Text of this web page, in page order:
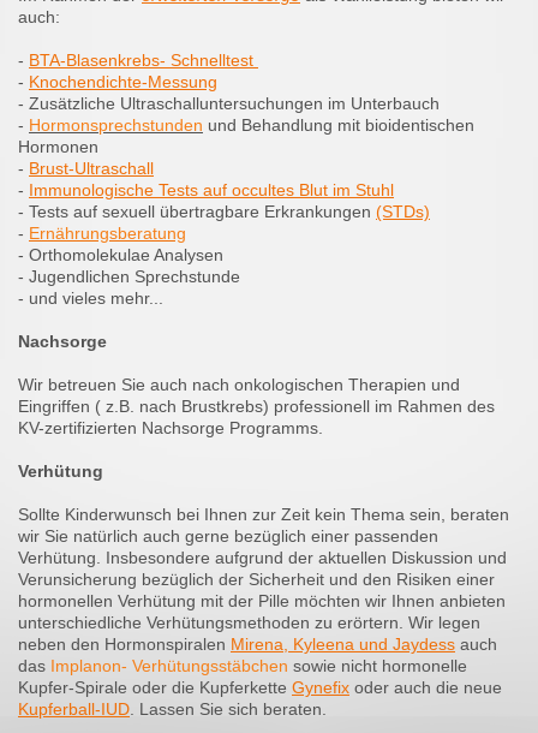
auch:
- BTA-Blasenkrebs- Schnelltest
- Knochendichte-Messung
- Zusätzliche Ultraschalluntersuchungen im Unterbauch
- Hormonsprechstunden und Behandlung mit bioidentischen
Hormonen
- Brust-Ultraschall
- Immunologische Tests auf occultes Blut im Stuhl
- Tests auf sexuell übertragbare Erkrankungen (STDs)
- Ernährungsberatung
- Orthomolekulae Analysen
- Jugendlichen Sprechstunde
- und vieles mehr...
Nachsorge
Wir betreuen Sie auch nach onkologischen Therapien und
Eingriffen ( z.B. nach Brustkrebs) professionell im Rahmen des
KV-zertifizierten Nachsorge Programms.
Verhütung
Sollte Kinderwunsch bei Ihnen zur Zeit kein Thema sein, beraten
wir Sie natürlich auch gerne bezüglich einer passenden
Verhütung. Insbesondere aufgrund der aktuellen Diskussion und
Verunsicherung bezüglich der Sicherheit und den Risiken einer
hormonellen Verhütung mit der Pille möchten wir Ihnen anbieten
unterschiedliche Verhütungsmethoden zu erörtern. Wir legen
neben den Hormonspiralen Mirena, Kyleena und Jaydess auch
das Implanon- Verhütungsstäbchen sowie nicht hormonelle
Kupfer-Spirale oder die Kupferkette Gynefix oder auch die neue
Kupferball-IUD. Lassen Sie sich beraten.